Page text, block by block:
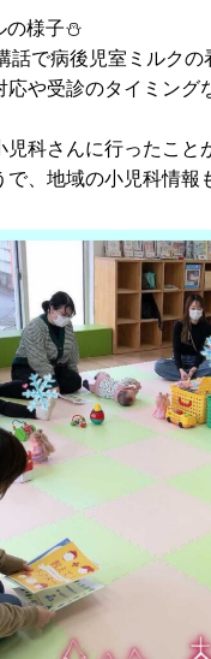
の様子⛄️
話で病後児室ミルクの
応や受診のタイミング
児科さんに行ったこ
で、地域の小児科情報